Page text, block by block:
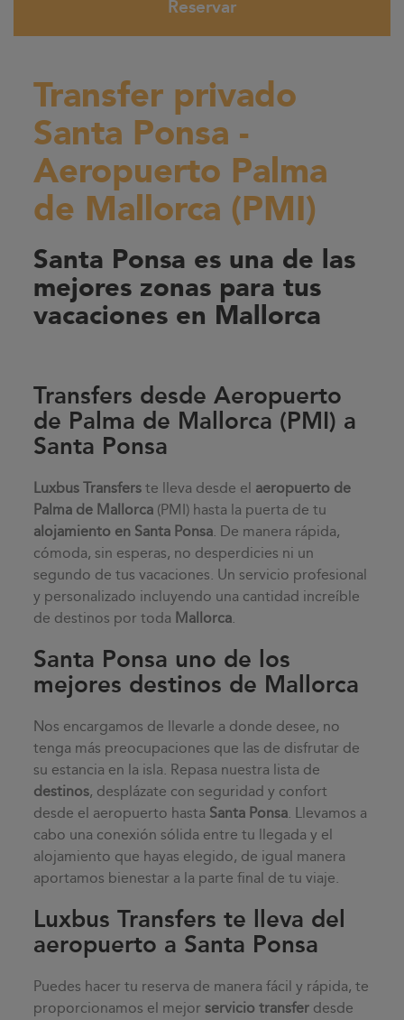
Reservar
Transfer privado
Santa Ponsa -
Aeropuerto Palma
de Mallorca (PMI)
Santa Ponsa es una de las
mejores zonas para tus
vacaciones en Mallorca
Transfers desde Aeropuerto
de Palma de Mallorca (PMI) a
Santa Ponsa
Luxbus Transfers te lleva desde el aeropuerto de
Palma de Mallorca (PMI) hasta la puerta de tu
alojamiento en Santa Ponsa. De manera rápida,
cómoda, sin esperas, no desperdicies ni un
segundo de tus vacaciones. Un servicio profesional
y personalizado incluyendo una cantidad increíble
de destinos por toda Mallorca.
Santa Ponsa uno de los
mejores destinos de Mallorca
Nos encargamos de llevarle a donde desee, no
tenga más preocupaciones que las de disfrutar de
su estancia en la isla. Repasa nuestra lista de
destinos, desplázate con seguridad y confort
desde el aeropuerto hasta Santa Ponsa. Llevamos a
cabo una conexión sólida entre tu llegada y el
alojamiento que hayas elegido, de igual manera
aportamos bienestar a la parte final de tu viaje.
Luxbus Transfers te lleva del
aeropuerto a Santa Ponsa
Puedes hacer tu reserva de manera fácil y rápida, te
proporcionamos el mejorservicio transfer desde